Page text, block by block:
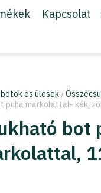
Kapcsolat
és ülések /
puha markolattal- kék,